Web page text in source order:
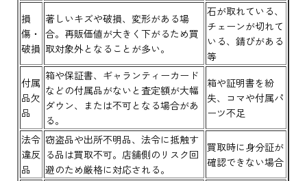
損
傷・
破損
著しいキズや破損、変形がある場
合。再販価値が大きく下がるため買
取対象外となることが多い。
石が取れている、
チェーンが切れて
いる、錆びがある
等
付属
品欠
品
箱や保証書、ギャランティーカード
などの付属品がないと査定額が大幅
ダウン、または不可となる場合があ
る。
箱や証明書を紛
失、コマや付属パ
ーツ不足
法令
違反
品
窃盗品や出所不明品、法令に抵触す
る品は買取不可。店舗側のリスク回
避のため厳格に対応される。
買取時に身分証が
確認できない場合